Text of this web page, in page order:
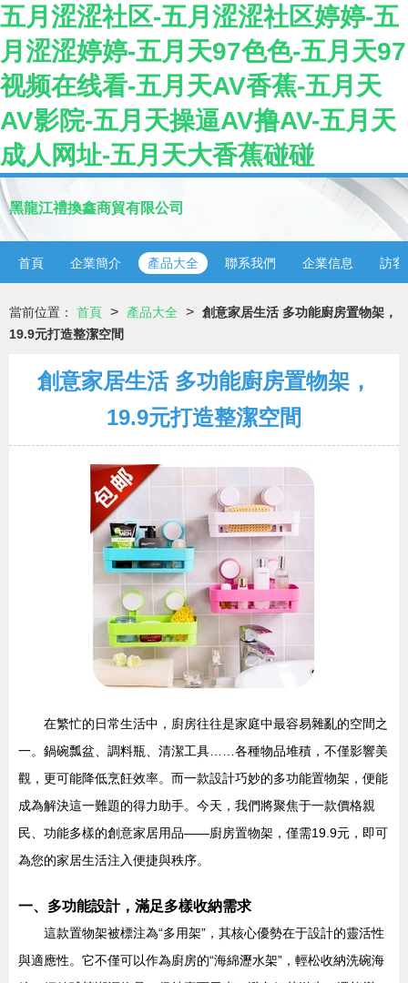
五月涩涩社区-五月涩涩社区婷婷-五
月涩涩婷婷-五月天97色色-五月天97
视频在线看-五月天AV香蕉-五月天
AV影院-五月天操逼AV撸AV-五月天
成人网址-五月天大香蕉碰碰
黑龍江禮換鑫商貿有限公司
首頁 企業簡介 產品大全 聯系我們 企業信息 訪客
當前位置： 首頁 > 產品大全 > 創意家居生活 多功能廚房置物架，
19.9元打造整潔空間
創意家居生活 多功能廚房置物架，
19.9元打造整潔空間
在繁忙的日常生活中，廚房往往是家庭中最容易雜亂的空間之
一。鍋碗瓢盆、調料瓶、清潔工具……各種物品堆積，不僅影響美
觀，更可能降低烹飪效率。而一款設計巧妙的多功能置物架，便能
成為解決這一難題的得力助手。今天，我們將聚焦于一款價格親
民、功能多樣的創意家居用品——廚房置物架，僅需19.9元，即可
為您的家居生活注入便捷與秩序。
一、多功能設計，滿足多樣收納需求
這款置物架被標注為“多用架”，其核心優勢在于設計的靈活性
與適應性。它不僅可以作為廚房的“海綿瀝水架”，輕松收納洗碗海